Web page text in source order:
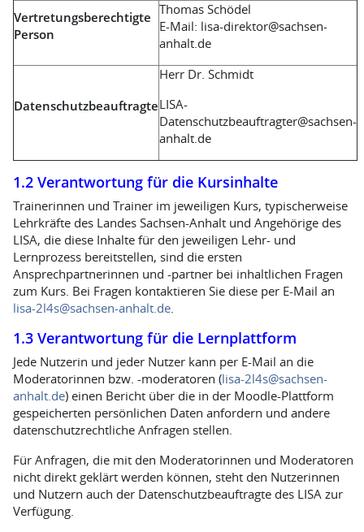
Vertretungsberechtigte
Person
Thomas Schödel
E-Mail: lisa-direktor@sachsen-
anhalt.de
Datenschutzbeauftragte
Herr Dr. Schmidt
LISA-
Datenschutzbeauftragter@sachsen-
anhalt.de
1.2 Verantwortung für die Kursinhalte
Trainerinnen und Trainer im jeweiligen Kurs, typischerweise
Lehrkräfte des Landes Sachsen-Anhalt und Angehörige des
LISA, die diese Inhalte für den jeweiligen Lehr- und
Lernprozess bereitstellen, sind die ersten
Ansprechpartnerinnen und -partner bei inhaltlichen Fragen
zum Kurs. Bei Fragen kontaktieren Sie diese per E-Mail an
lisa-2l4s@sachsen-anhalt.de.
1.3 Verantwortung für die Lernplattform
Jede Nutzerin und jeder Nutzer kann per E-Mail an die
Moderatorinnen bzw. -moderatoren (lisa-2l4s@sachsen-
anhalt.de) einen Bericht über die in der Moodle-Plattform
gespeicherten persönlichen Daten anfordern und andere
datenschutzrechtliche Anfragen stellen.
Für Anfragen, die mit den Moderatorinnen und Moderatoren
nicht direkt geklärt werden können, steht den Nutzerinnen
und Nutzern auch der Datenschutzbeauftragte des LISA zur
Verfügung.